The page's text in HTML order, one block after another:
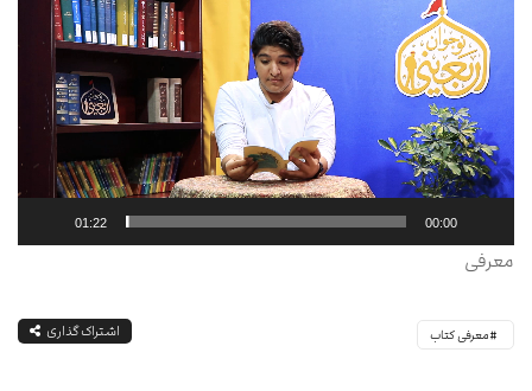
00:00
01:22
معرفی
معرفی کتاب اشتراک گذاری